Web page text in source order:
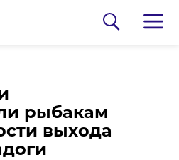
рыбакам
выхода
высоты